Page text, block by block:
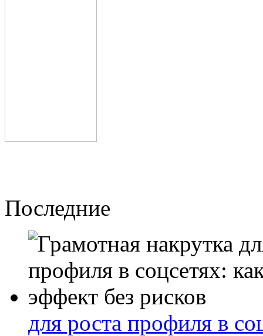
Последние
для роста профиля в